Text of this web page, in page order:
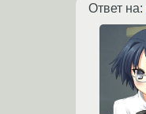
Ответ на: